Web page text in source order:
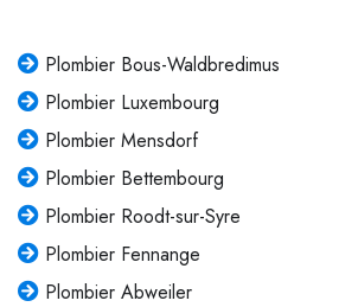
Plombier Bous-Waldbredimus
Plombier Luxembourg
Plombier Mensdorf
Plombier Bettembourg
Plombier Roodt-sur-Syre
Plombier Fennange
Plombier Abweiler